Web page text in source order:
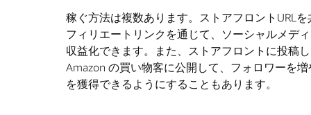
稼ぐ方法は複数あります。ストアフロントURL
フィリエートリンクを通じて、ソーシャルメデ
収益化できます。また、ストアフロントに投稿
Amazon の買い物客に公開して、フォロワーを
を獲得できるようにすることもあります。